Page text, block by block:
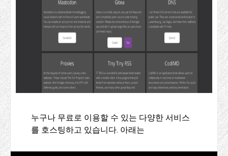
누구나 무료로 이용할 수 있는 다양한 서비스
를 호스팅하고 있습니다. 아래는